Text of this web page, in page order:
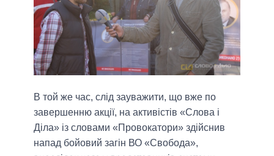
В той же час, слід зауважити, що вже по
завершенню акції, на активістів «Слова і
Діла» із словами «Провокатори» здійснив
напад бойовий загін ВО «Свобода»,